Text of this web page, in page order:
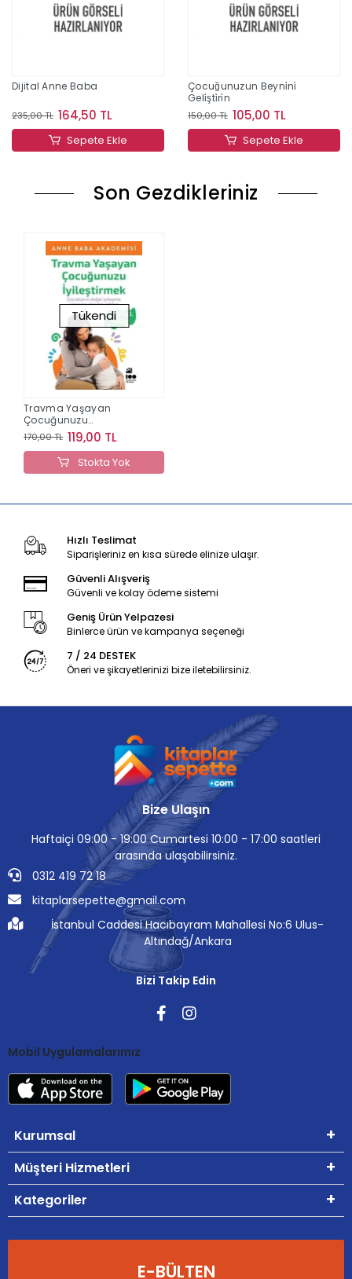
Dijital Anne Baba
235,00 TL 164,50 TL
Sepete Ekle
Çocuğunuzun Beyni̇ni̇
Geli̇şti̇ri̇n
150,00 TL 105,00 TL
Sepete Ekle
Son Gezdikleriniz
Tükendi
Travma Yaşayan
Çocuğunuzu
İyileştirmek
170,00 TL 119,00 TL
Stokta Yok
Hızlı Teslimat
Siparişleriniz en kısa sürede elinize ulaşır.
Güvenli Alışveriş
Güvenli ve kolay ödeme sistemi
Geniş Ürün Yelpazesi
Binlerce ürün ve kampanya seçeneği
7 / 24 DESTEK
Öneri ve şikayetlerinizi bize iletebilirsiniz.
Bize Ulaşın
Haftaiçi 09:00 - 19:00 Cumartesi 10:00 - 17:00 saatleri
arasında ulaşabilirsiniz.
0312 419 72 18
kitaplarsepette@gmail.com
İstanbul Caddesi Hacıbayram Mahallesi No:6 Ulus-
Altındağ/Ankara
Bizi Takip Edin
Mobil Uygulamalarımız
Kurumsal
Müşteri Hizmetleri
Kategoriler
E-BÜLTEN